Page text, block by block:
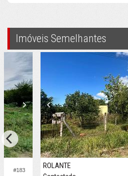
Imóveis Semelhantes
#183
ROLANTE